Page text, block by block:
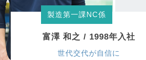
製造第一課NC係
富澤 和之 / 1998年入社
世代交代が自信に